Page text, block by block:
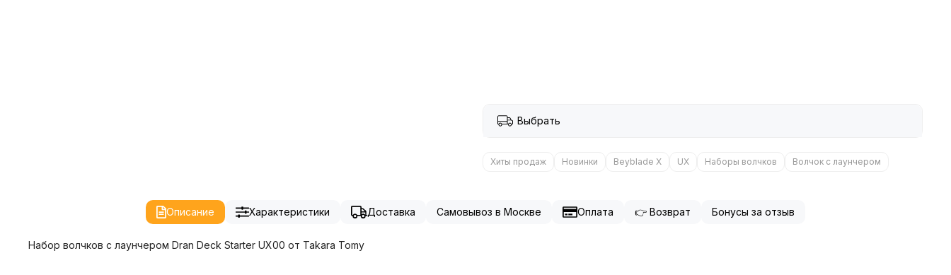
Выбрать
Хиты продаж Новинки Beyblade X UX Наборы волчков Волчок с лаунчером
Описание Характеристики Доставка Самовывоз в Москве Оплата 👉 Возврат Бонусы за отзыв
Набор волчков с лаунчером Dran Deck Starter UX00 от Takara Tomy